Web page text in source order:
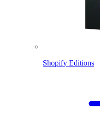
Shopify Editions